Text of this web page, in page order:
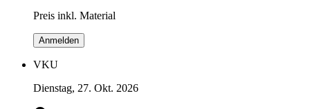
Preis inkl. Material
Anmelden
VKU
Dienstag, 27. Okt. 2026